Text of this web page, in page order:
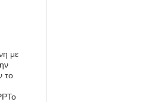
με
το